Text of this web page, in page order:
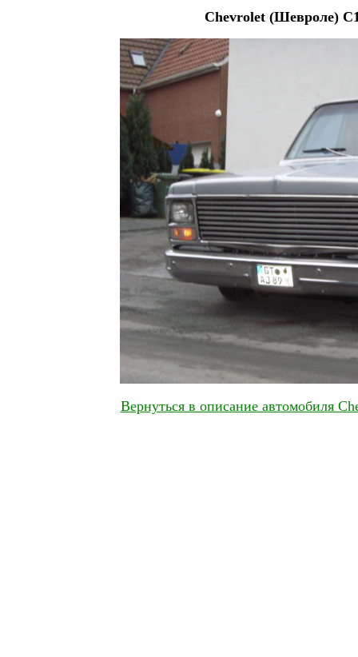
Chevrolet (Шевроле)
Вернуться в описание автомобиля